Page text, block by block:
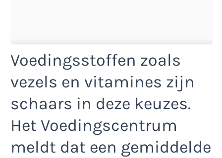
Voedingsstoffen zoals
vezels en vitamines zijn
schaars in deze keuzes.
Het Voedingscentrum
meldt dat een gemiddelde